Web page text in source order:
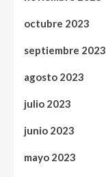
octubre 2023
septiembre 2023
agosto 2023
julio 2023
junio 2023
mayo 2023